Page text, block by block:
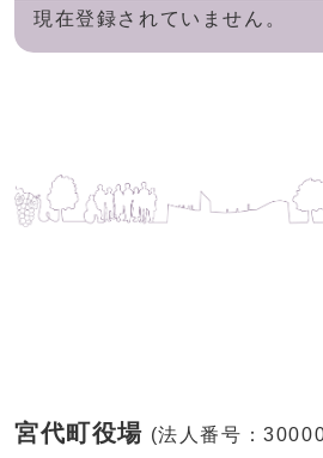
現在登録されていません。
宮代町役場 (法人番号：